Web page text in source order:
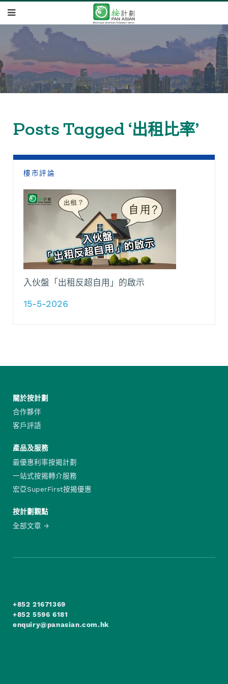
Posts Tagged ‘出租比率’
樓市評論
入伙盤「出租反超自用」的啟示
15-5-2026
關於按計劃
合作夥伴
客戶評語
產品及服務
最優惠利率按揭計劃
一站式按揭轉介服務
宏亞SuperFirst按揭優惠
按計劃觀點
全部文章
+852 21671369
+852 5596 6181
enquiry@panasian.com.hk